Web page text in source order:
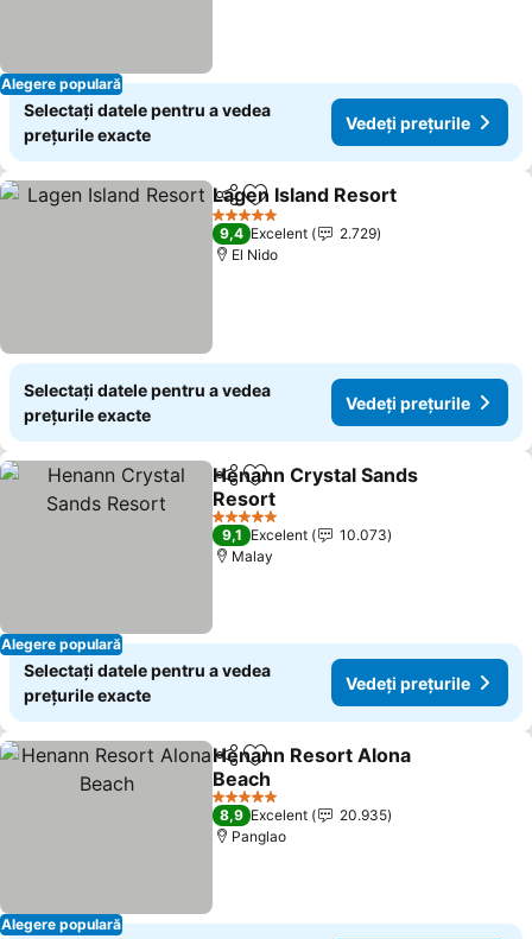
Alegere populară
Selectați datele pentru a vedea
prețurile exacte
Vedeți prețurile
DistribuițiAdăugaţi la favorite
Lagen Island Resort
5 Stele
9,4 Excelent
2.729
El Nido
Selectați datele pentru a vedea
prețurile exacte
Vedeți prețurile
Alegere populară
DistribuițiAdăugaţi la favorite
Henann Crystal Sands
Resort
5 Stele
9,1 Excelent
10.073
Malay
Selectați datele pentru a vedea
prețurile exacte
Vedeți prețurile
Alegere populară
DistribuițiAdăugaţi la favorite
Henann Resort Alona
Beach
5 Stele
8,9 Excelent
20.935
Panglao